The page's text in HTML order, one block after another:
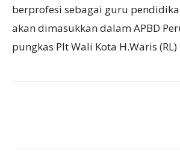
berprofesi sebagai guru
akan dimasukkan dalam APBD
pungkas Plt Wali Kota H.Waris (RL)